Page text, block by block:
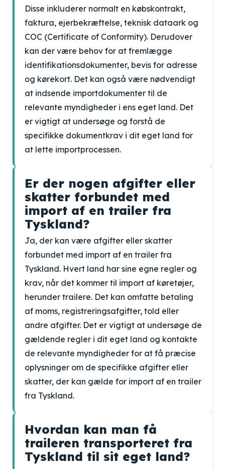
Disse inkluderer normalt en købskontrakt,
faktura, ejerbekræftelse, teknisk dataark og
COC (Certificate of Conformity). Derudover
kan der være behov for at fremlægge
identifikationsdokumenter, bevis for adresse
og kørekort. Det kan også være nødvendigt
at indsende importdokumenter til de
relevante myndigheder i ens eget land. Det
er vigtigt at undersøge og forstå de
specifikke dokumentkrav i dit eget land for
at lette importprocessen.
Er der nogen afgifter eller
skatter forbundet med
import af en trailer fra
Tyskland?
Ja, der kan være afgifter eller skatter
forbundet med import af en trailer fra
Tyskland. Hvert land har sine egne regler og
krav, når det kommer til import af køretøjer,
herunder trailere. Det kan omfatte betaling
af moms, registreringsafgifter, told eller
andre afgifter. Det er vigtigt at undersøge de
gældende regler i dit eget land og kontakte
de relevante myndigheder for at få præcise
oplysninger om de specifikke afgifter eller
skatter, der kan gælde for import af en trailer
fra Tyskland.
Hvordan kan man få
traileren transporteret fra
Tyskland til sit eget land?